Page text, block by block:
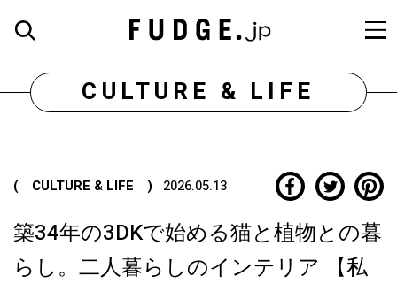
CULTURE & LIFE
( CULTURE & LIFE ) 2026.05.13
築34年の3DKで始める猫と植物との暮
らし。二人暮らしのインテリア 【私